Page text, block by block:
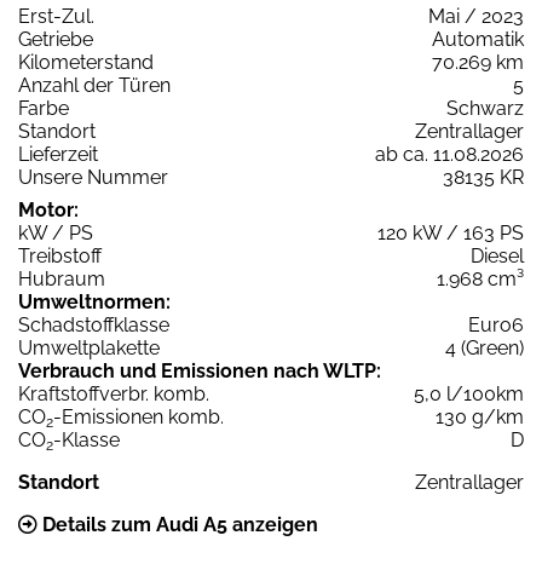
Erst-Zul.
Mai / 2023
Getriebe
Automatik
Kilometerstand
70.269 km
Anzahl der Türen
5
Farbe
Schwarz
Standort
Zentrallager
Lieferzeit
ab ca. 11.08.2026
Unsere Nummer
38135 KR
Motor:
kW / PS
120 kW / 163 PS
Treibstoff
Diesel
Hubraum
1.968 cm³
Umweltnormen:
Schadstoffklasse
Euro6
Umweltplakette
4 (Green)
Verbrauch und Emissionen nach WLTP:
Kraftstoffverbr. komb.
5,0 l/100km
CO2-Emissionen komb.
130 g/km
CO2-Klasse
D
Standort
Zentrallager
Details zum Audi A5 anzeigen